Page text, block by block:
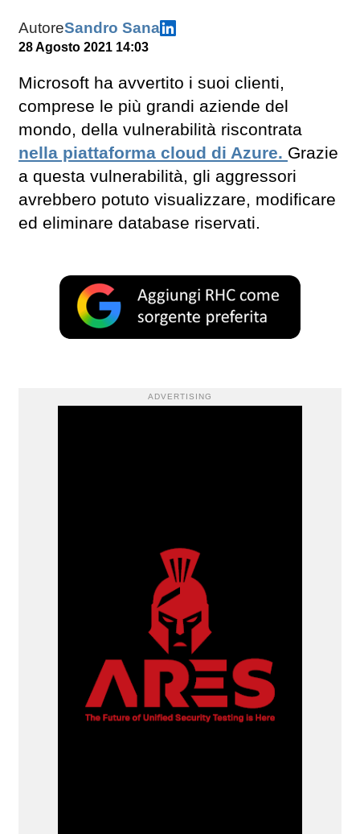
AutoreSandro Sana
28 Agosto 2021 14:03
Microsoft ha avvertito i suoi clienti,
comprese le più grandi aziende del
mondo, della vulnerabilità riscontrata
nella piattaforma cloud di Azure. Grazie
a questa vulnerabilità, gli aggressori
avrebbero potuto visualizzare, modificare
ed eliminare database riservati.
ADVERTISING